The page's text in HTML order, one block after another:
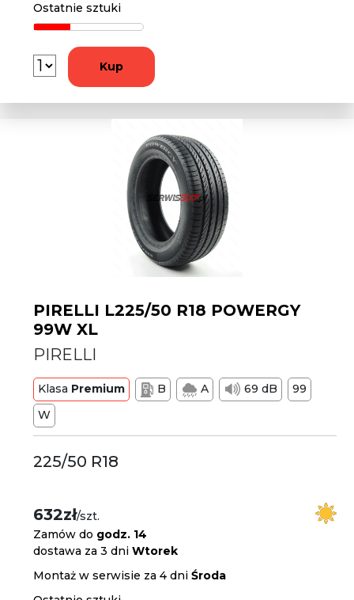
Ostatnie sztuki
Kup
PIRELLI L225/50 R18 POWERGY
99W XL
PIRELLI
Klasa Premium B A 69 dB
99
W
225/50 R18
632zł/szt.
Zamów do godz. 14
dostawa za 3 dniWtorek
Montaż w serwisie za 4 dniŚroda